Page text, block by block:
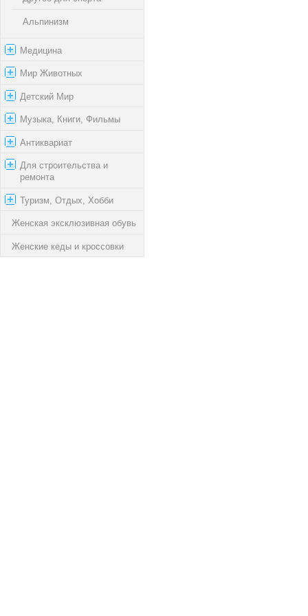
Альпинизм
Медицина
Мир Животных
Детский Мир
Музыка, Книги, Фильмы
Антиквариат
Для строительства и
ремонта
Туризм, Отдых, Хобби
Женская эксклюзивная обувь
Женские кеды и кроссовки